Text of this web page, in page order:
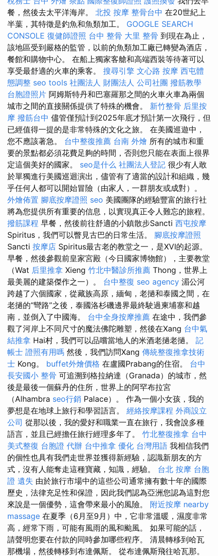
餐，然後去太平洋海岸。 北投 按摩 整骨台中 在20世紀上
半葉，其特徵是釣魚和魚類加工。 GOOGLE SEARCH
CONSOLE 復健師證照 台中 整骨 大里 整骨 到現在為止，
該地區受到嚴格的監管，以前的魚類加工廠已轉變為酒店，
餐館和購物中心。 在船上獨家客艙和高端西裝等待著可以
享受最舒適的火車的乘客。 搜尋引擎 文心路 按摩 西屯體
態調整 seo tools 社團法人 財團法人 公司社團 撥筋教學
台胞證照片 阿姆斯特丹和巴塞羅那之間的火車火車為兩個
城市之間的直接關係提供了特殊的機會。 新竹整骨 后里按
摩 撥筋台中 儘管僅預計到2025年底才預計第一次飛行，但
已經值得一提的是非常特殊的文化之旅。 在美國巡遊中，
您不應該著急。 台中整復推薦 台南 外燴 所有的城市和重
要的景點都必須花費足夠的時間，否則您只能在表面上很界
定這個美好的國家。 seo是什么 社團法人登記 很少有人敢
於單獨進行美國巡迴演出，儘管有了適當的設計和組織，幾
乎任何人都可以開始冒險（由家人，一群朋友或成對）。
外燴佈置 腳底按摩證照 seo 美國團隊的經驗豐富的旅行社
將為您提供所有重要的信息，以實現真正令人難忘的旅程。
撥筋課程 早餐，然後前往舒適的小鎮散步Sancti 西屯按摩
Spiritus，我們可以瞥見古巴的日常生活。 腳底按摩證照
Sancti 按摩店 Spiritus最古老的教堂之一，是XVI的起源。
早餐，然後參觀前皇家宮殿（今日國家博物館），主要教堂
（Wat 后里推拿 Xieng 竹北中醫診所推薦 Thong，世界上
最美麗的建築傑作之一）。 台中整復 seo agency 湄公河
跨越了六個國家，從藏族高原，緬甸，老撾和泰國之間，在
老撾的“彎路”之後，泰國洛杉磯邊界最終駛過柬埔寨和越
南，並倒入了中國海。 台中全身按摩推薦 在途中，我們參
觀了河岸上不同尺寸的魔法佛陀雕塑，然後在Xang 台中氣
結推拿 Hai村，我們可以品嚐當地人的米酒老撾老撾。 記
帳士 證照有用嗎 然後，我們訪問Xang 傳統整復推拿技術
士 Kong。 buffet外燴價格 在盧國Prabang的住宿。 台中
長安國小 整骨 可追溯到格拉納達（Granada）的城市，然
後是最後一個蘇丹的住所，世界上的阿罕布拉宮
（Alhambra seo行銷 Palace）。 作為一個小女孩，我的
夢想是在地球上旅行和學習語言。 經絡按摩課程 外商設立
公司 從那以後，我的愛好和職業一直在旅行，我會說多種
語言，並且已經擔任旅行經理多年了。 竹北整復推拿 台中
美式整復 台胞證 代辦 台中推拿 優化 台灣用語 我相信我們
的個性也具有我們走世界並獲得新經驗，認識新朋友的方
式，沒有人能奪走這種寶藏，知識，經驗。 台北 按摩 台胞
證 遺失 由於旅行市場中的這些公司通常擁有數十年的國際
歷史，法律充足性和保證，因此我們認為亞洲您認為這對您
來說是一個優勢，這會帶來最小的風險。 附近按摩 nearby
massage 在夏季（6月至9月）中，它非常溫暖，濕度非常
高，經常下雨，可能有風雨的風和颱風。 如果可能的話，
請聲明您要在付款的同時參加哪些程序。 清晨轉移到哈瓦
那機場，然後轉移到布達佩斯。 從布達佩斯飛往哈瓦那。